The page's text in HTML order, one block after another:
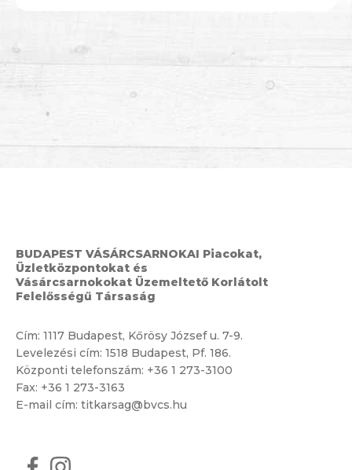
BUDAPEST VÁSÁRCSARNOKAI Piacokat,
Üzletközpontokat és
Vásárcsarnokokat Üzemeltető Korlátolt
Felelősségű Társaság
Cím: 1117 Budapest, Kőrösy József u. 7-9.
Levelezési cím: 1518 Budapest, Pf. 186.
Központi telefonszám: +36 1 273-3100
Fax: +36 1 273-3163
E-mail cím: titkarsag@bvcs.hu